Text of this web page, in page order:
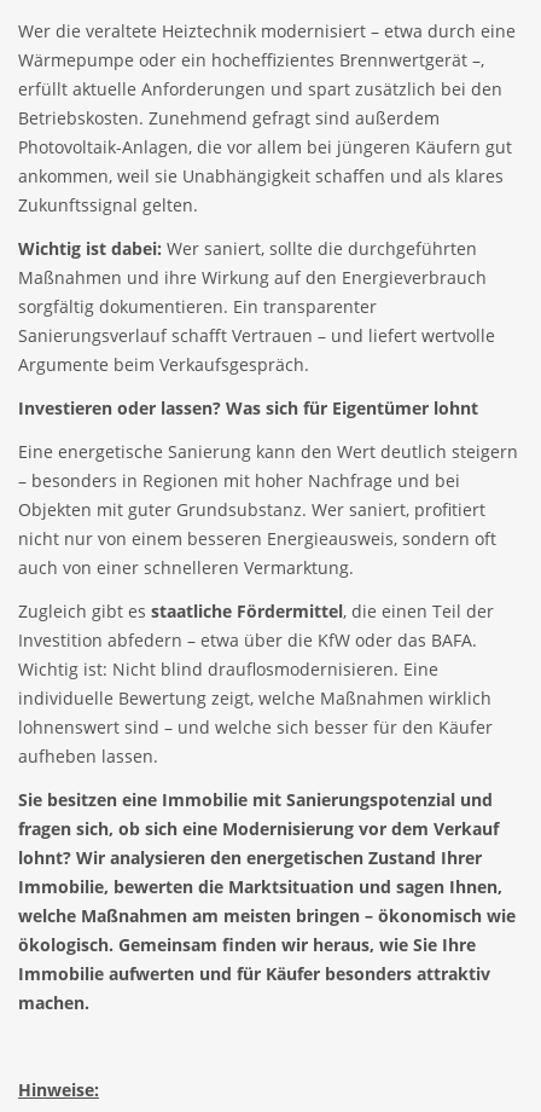
Wer die veraltete Heiztechnik modernisiert – etwa durch eine
Wärmepumpe oder ein hocheffizientes Brennwertgerät –,
erfüllt aktuelle Anforderungen und spart zusätzlich bei den
Betriebskosten. Zunehmend gefragt sind außerdem
Photovoltaik-Anlagen, die vor allem bei jüngeren Käufern gut
ankommen, weil sie Unabhängigkeit schaffen und als klares
Zukunftssignal gelten.
Wichtig ist dabei: Wer saniert, sollte die durchgeführten
Maßnahmen und ihre Wirkung auf den Energieverbrauch
sorgfältig dokumentieren. Ein transparenter
Sanierungsverlauf schafft Vertrauen – und liefert wertvolle
Argumente beim Verkaufsgespräch.
Investieren oder lassen? Was sich für Eigentümer lohnt
Eine energetische Sanierung kann den Wert deutlich steigern
– besonders in Regionen mit hoher Nachfrage und bei
Objekten mit guter Grundsubstanz. Wer saniert, profitiert
nicht nur von einem besseren Energieausweis, sondern oft
auch von einer schnelleren Vermarktung.
Zugleich gibt es staatliche Fördermittel, die einen Teil der
Investition abfedern – etwa über die KfW oder das BAFA.
Wichtig ist: Nicht blind drauflosmodernisieren. Eine
individuelle Bewertung zeigt, welche Maßnahmen wirklich
lohnenswert sind – und welche sich besser für den Käufer
aufheben lassen.
Sie besitzen eine Immobilie mit Sanierungspotenzial und
fragen sich, ob sich eine Modernisierung vor dem Verkauf
lohnt? Wir analysieren den energetischen Zustand Ihrer
Immobilie, bewerten die Marktsituation und sagen Ihnen,
welche Maßnahmen am meisten bringen – ökonomisch wie
ökologisch. Gemeinsam finden wir heraus, wie Sie Ihre
Immobilie aufwerten und für Käufer besonders attraktiv
machen.
Hinweise: